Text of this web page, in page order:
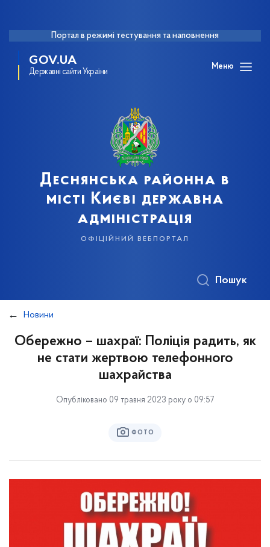
Портал в режимі тестування та наповнення
GOV.UA
Державні сайти України
Меню
Деснянська районна в
місті Києві державна
адміністрація
офіційний вебпортал
Пошук
Новини
Обережно – шахраї: Поліція радить, як
не стати жертвою телефонного
шахрайства
Опубліковано 09 травня 2023 року о 09:57
ФОТО